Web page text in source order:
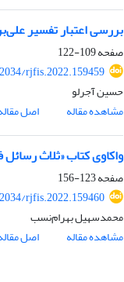
بررسی اعتبار تفسیر
صفحه109-122
rjfis.2022.159459
حسین آجرلو
مشاهده مقاله
اصل
واکاوی کتاب «ثلاث
صفحه123-156
rjfis.2022.159460
محمدسهیل بهرام‌نسب
مشاهده مقاله
اصل